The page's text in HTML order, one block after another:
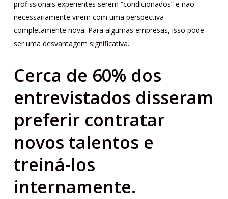
profissionais experientes serem “condicionados” e não
necessariamente virem com uma perspectiva
completamente nova. Para algumas empresas, isso pode
ser uma desvantagem significativa.
Cerca de 60% dos
entrevistados disseram
preferir contratar
novos talentos e
treiná-los
internamente.